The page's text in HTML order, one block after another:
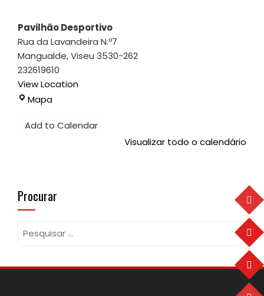
Pavilhão Desportivo
Rua da Lavandeira N.º7
Mangualde,Viseu 3530-262
232619610
View Location
MapaPavilhão
Add to Calendar
Visualizar todo o calendário
Procurar
Pesquisar